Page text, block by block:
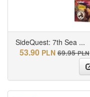
SideQuest: 7th Sea ...
53.90 PLN 69.95 PLN